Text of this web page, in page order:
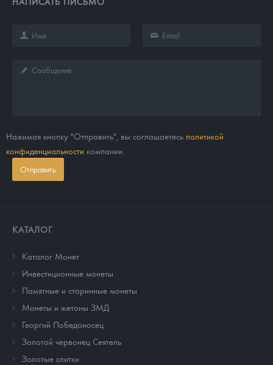
Нажимая кнопку "Отправить", вы соглашаетесь политикой
конфиденциальности компании.
Отправить
КАТАЛОГ
Каталог Монет
Инвестиционные монеты
Памятные и старинные монеты
Монеты и жетоны ЗМД
Георгий Победоносец
Золотой червонец Сеятель
Золотые слитки